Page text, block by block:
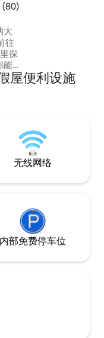
4.99 分（满分 5 分）
(80)
大
往
能
叠
屋便利设施
无线网络
内部免费停车位